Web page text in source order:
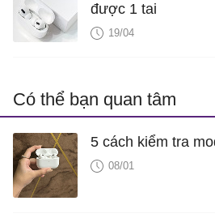
được 1 tai
19/04
Có thể bạn quan tâm
5 cách kiểm tra
08/01